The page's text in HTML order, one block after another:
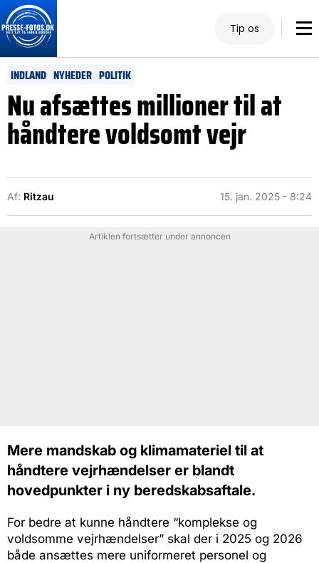
Tip os
INDLAND NYHEDER POLITIK
Nu afsættes millioner til at
håndtere voldsomt vejr
Af: Ritzau 15. jan. 2025 - 8:24
Artiklen fortsætter under annoncen
Mere mandskab og klimamateriel til at
håndtere vejrhændelser er blandt
hovedpunkter i ny beredskabsaftale.
For bedre at kunne håndtere “komplekse og
voldsomme vejrhændelser” skal der i 2025 og 2026
både ansættes mere uniformeret personel og